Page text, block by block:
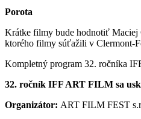
Porota
Krátke filmy bude hodnotiť Maciej
ktorého filmy súťažili v Clermont-
Kompletný program 32. ročníka
32. ročník IFF ART FILM sa
Organizátor: ART FILM FEST